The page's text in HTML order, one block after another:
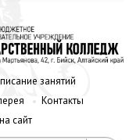
занятий
Контакты
сайт